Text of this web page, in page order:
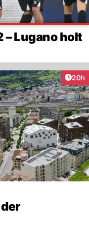
– Lugano holt
20h